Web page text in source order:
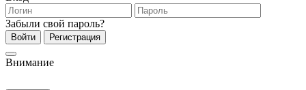
Забыли свой пароль?
Войти Регистрация
Внимание